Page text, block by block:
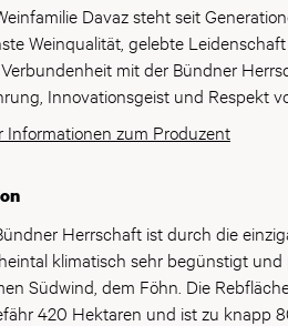
Davaz steht seit
Weinqualität, gelebte
mit der Bündner
Innovationsgeist und Respekt
Weine, die ihre Herkunft
und für zeitgemässe
Seine Geschichte
Jahren, als nach der
Reben gepflanzt wurden. Bereits
gekelterten Jahrgang 1974 legte die
für eine Erfolgsgeschichte, die
Informationen zum Produzent
Herrschaft ist durch die
klimatisch sehr begünstigt
Südwind, dem Föhn. Die
420 Hektaren und ist zu knapp